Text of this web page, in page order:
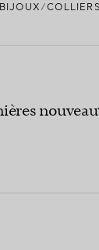
BIJOUX